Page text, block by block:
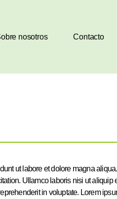
nosotros Contacto
ut labore et dolore magna
Ullamco laboris nisi ut
in voluptate. Lorem